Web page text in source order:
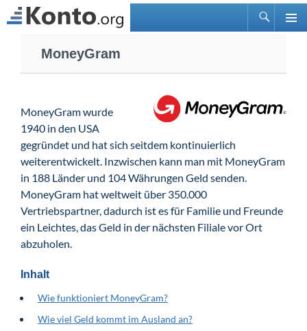
Suchen
springen
MoneyGram
MoneyGram wurde
1940 in den USA
gegründet und hat sich seitdem kontinuierlich
weiterentwickelt. Inzwischen kann man mit MoneyGram
in 188 Länder und 104 Währungen Geld senden.
MoneyGram hat weltweit über 350.000
Vertriebspartner, dadurch ist es für Familie und Freunde
ein Leichtes, das Geld in der nächsten Filiale vor Ort
abzuholen.
Inhalt
Wie funktioniert MoneyGram?
Wie viel Geld kommt im Ausland an?